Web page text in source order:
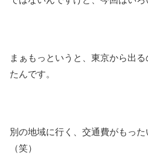
まぁもっというと、東京から出
たんです。
別の地域に行く、交通費がもっ
（笑）